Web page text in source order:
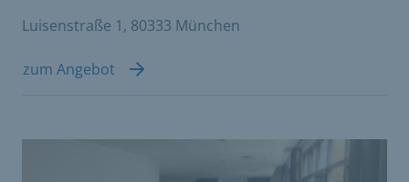
Luisenstraße 1, 80333 München
zum Angebot